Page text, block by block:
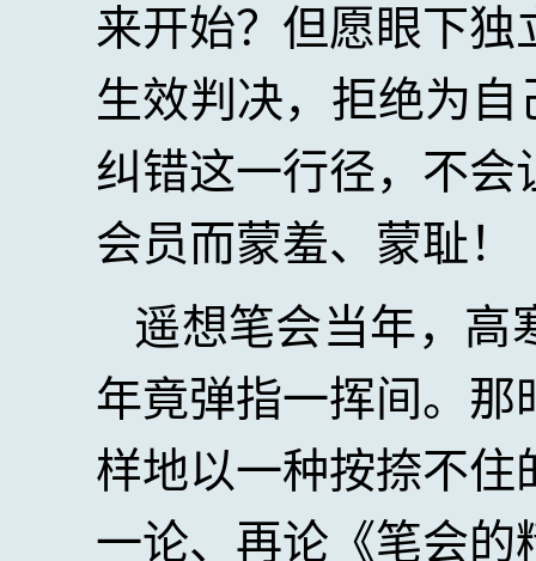
来开始？但愿眼下
生效判决，拒绝为自
纠错这一行径，不
会员而蒙羞、蒙耻！
遥想笔会当年，
年竟弹指一挥间。
样地以一种按捺不
一论、再论《笔会